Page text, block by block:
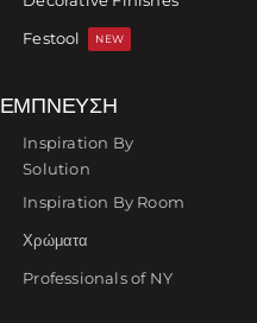
Festool
NEW
ΈΜΠΝΕΥΣΗ
Inspiration By
Solution
Inspiration By Room
Χρώματα
Professionals of NY